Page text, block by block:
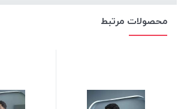
محصولات مرتبط